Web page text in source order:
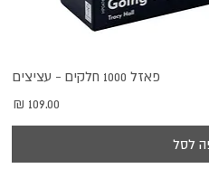
פאזל 1000 חלקים - עציצים
מחיר
לסל